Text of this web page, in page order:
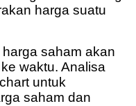
harga suatu
saham akan
waktu. Analisa
untuk
saham dan